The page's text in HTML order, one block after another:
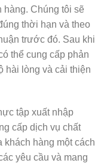
hàng. Chúng tôi sẽ
thời hạn và theo
trước đó. Sau khi
thể cung cấp phản
hài lòng và cải thiện
tập xuất nhập
cấp dịch vụ chất
hàng một cách
yêu cầu và mang